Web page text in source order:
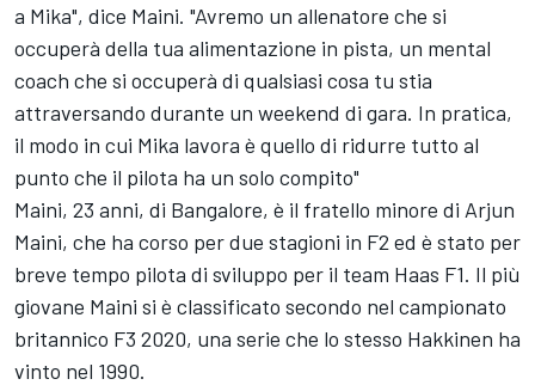
a Mika", dice Maini. "Avremo un allenatore che si
occuperà della tua alimentazione in pista, un mental
coach che si occuperà di qualsiasi cosa tu stia
attraversando durante un weekend di gara. In pratica,
il modo in cui Mika lavora è quello di ridurre tutto al
punto che il pilota ha un solo compito"
Maini, 23 anni, di Bangalore, è il fratello minore di Arjun
Maini, che ha corso per due stagioni in F2 ed è stato per
breve tempo pilota di sviluppo per il team Haas F1. Il più
giovane Maini si è classificato secondo nel campionato
britannico F3 2020, una serie che lo stesso Hakkinen ha
vinto nel 1990.